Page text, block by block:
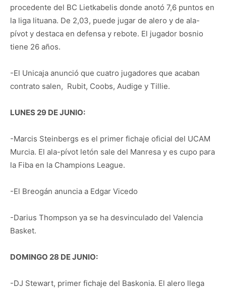
procedente del BC Lietkabelis donde anotó 7,6 puntos en
la liga lituana. De 2,03, puede jugar de alero y de ala-
pívot y destaca en defensa y rebote. El jugador bosnio
tiene 26 años.
-El Unicaja anunció que cuatro jugadores que acaban
contrato salen, Rubit, Coobs, Audige y Tillie.
LUNES 29 DE JUNIO:
-Marcis Steinbergs es el primer fichaje oficial del UCAM
Murcia. El ala-pívot letón sale del Manresa y es cupo para
la Fiba en la Champions League.
-El Breogán anuncia a Edgar Vicedo
-Darius Thompson ya se ha desvinculado del Valencia
Basket.
DOMINGO 28 DE JUNIO:
-DJ Stewart, primer fichaje del Baskonia. El alero llega